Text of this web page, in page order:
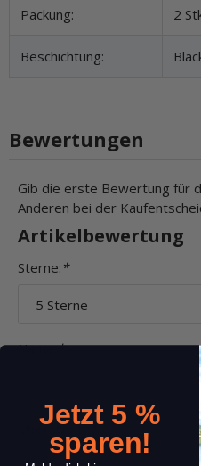
Produkteigenschaft
Wert
Packung: 2
Beschichtung:
Bewertungen
Gib die erste Bewertung für
Anderen bei der
Artikelbewertung
Sterne: *
Name:*
Überschrift:*
Jetzt 5 %
sparen!